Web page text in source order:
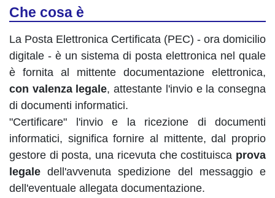
Che cosa è
La Posta Elettronica Certificata (PEC) - ora domicilio
digitale - è un sistema di posta elettronica nel quale
è fornita al mittente documentazione elettronica,
con valenza legale, attestante l'invio e la consegna
di documenti informatici.
"Certificare" l'invio e la ricezione di documenti
informatici, significa fornire al mittente, dal proprio
gestore di posta, una ricevuta che costituisca prova
legale dell'avvenuta spedizione del messaggio e
dell'eventuale allegata documentazione.